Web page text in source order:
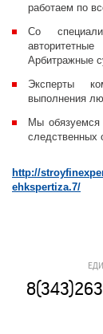
работаем по
Со
Арбитражные
Эксперты
выполнения
Мы
следственных
http://
ehkspertiza.7/